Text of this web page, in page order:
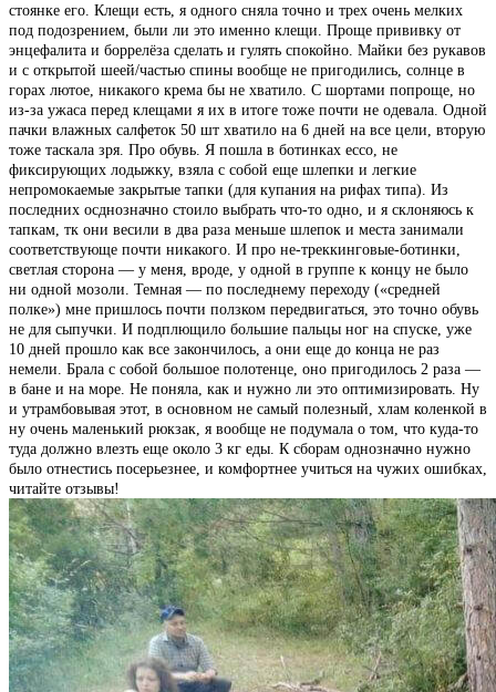
стоянке его. Клещи есть, я одного сняла точно и трех очень мелких
под подозрением, были ли это именно клещи. Проще прививку от
энцефалита и боррелёза сделать и гулять спокойно. Майки без рукавов
и с открытой шеей/частью спины вообще не пригодились, солнце в
горах лютое, никакого крема бы не хватило. С шортами попроще, но
из-за ужаса перед клещами я их в итоге тоже почти не одевала. Одной
пачки влажных салфеток 50 шт хватило на 6 дней на все цели, вторую
тоже таскала зря. Про обувь. Я пошла в ботинках ecco, не
фиксирующих лодыжку, взяла с собой еще шлепки и легкие
непромокаемые закрытые тапки (для купания на рифах типа). Из
последних осднозначно стоило выбрать что-то одно, и я склоняюсь к
тапкам, тк они весили в два раза меньше шлепок и места занимали
соответствующе почти никакого. И про не-треккинговые-ботинки,
светлая сторона — у меня, вроде, у одной в группе к концу не было
ни одной мозоли. Темная — по последнему переходу («средней
полке») мне пришлось почти ползком передвигаться, это точно обувь
не для сыпучки. И подплющило большие пальцы ног на спуске, уже
10 дней прошло как все закончилось, а они еще до конца не раз
немели. Брала с собой большое полотенце, оно пригодилось 2 раза —
в бане и на море. Не поняла, как и нужно ли это оптимизировать. Ну
и утрамбовывая этот, в основном не самый полезный, хлам коленкой в
ну очень маленький рюкзак, я вообще не подумала о том, что куда-то
туда должно влезть еще около 3 кг еды. К сборам однозначно нужно
было отнестись посерьезнее, и комфортнее учиться на чужих ошибках,
читайте отзывы!